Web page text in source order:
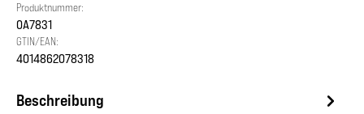
Produktnummer:
OA7831
GTIN/EAN:
4014862078318
Beschreibung